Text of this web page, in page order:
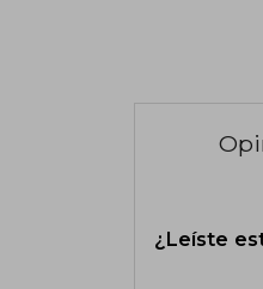
¿Leíste